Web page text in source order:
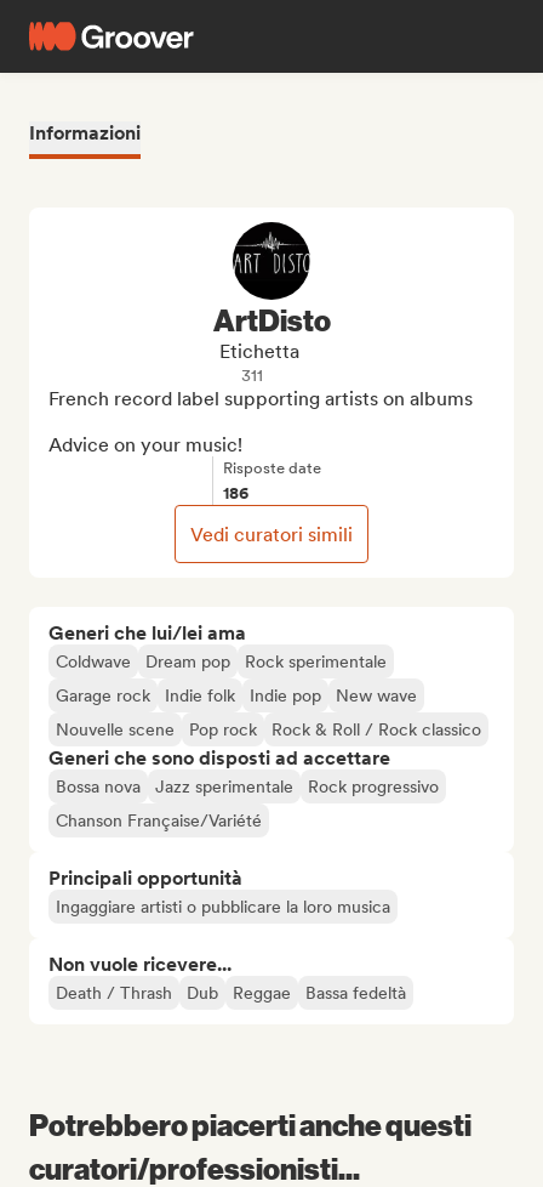
Informazioni
Generi che lui/lei ama
Coldwave Dream pop
Rock sperimentale
Garage rock
Indie folk Indie pop
New wave
Nouvelle scene
Pop rock Rock & Roll / Rock classico
Generi che sono disposti ad accettare
Bossa nova Jazz sperimentale
Rock progressivo
Chanson Française/Variété
Principali opportunità
Ingaggiare artisti o pubblicare la loro musica
Non vuole ricevere...
Death / Thrash Dub Reggae Bassa fedeltà
ArtDisto
Etichetta
311
French record label supporting artists on albums
Advice on your music!
Risposte date
186
Vedi curatori simili
Potrebbero piacerti anche questi
curatori/professionisti...